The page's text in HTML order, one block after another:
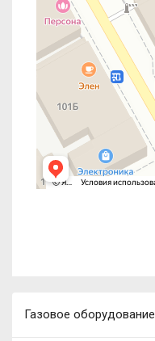
Газовое оборудование